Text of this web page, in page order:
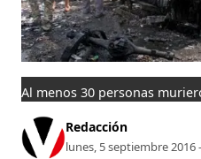
Al menos 30 personas
Redacción
lunes, 5 septiembre 2016